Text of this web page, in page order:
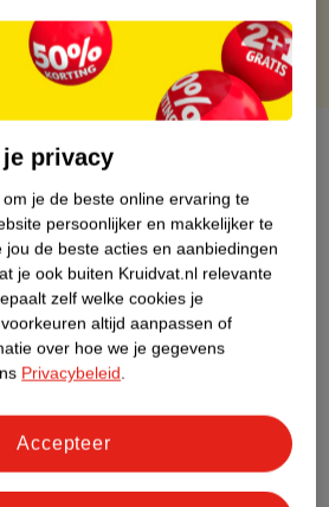
product heeft (nog) geen Nature
Score.
informatie
je privacy
je de beste online ervaring te
persoonlijker en makkelijker te
jou de beste acties en aanbiedingen
je ook buiten Kruidvat.nl relevante
zelf welke cookies je
altijd aanpassen of
over hoe we je gegevens
Privacybeleid.
Accepteer